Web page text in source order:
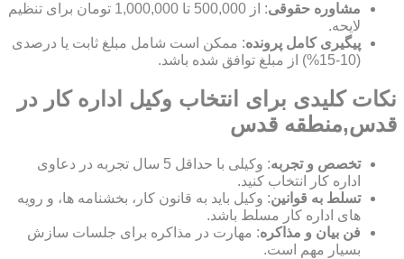
مشاوره حقوقی
: از 500,000 تا 1,000,000 تومان برای تنظیم
لایحه.
پیگیری کامل پرونده: ممکن است شامل مبلغ ثابت یا درصدی
(10-15%) از مبلغ توافق شده باشد.
نکات کلیدی برای انتخاب وکیل اداره کار در
قدس,منطقه قدس
تخصص و تجربه
: وکیلی با حداقل 5 سال تجربه در دعاوی
اداره کار انتخاب کنید.
تسلط به قوانین: وکیل باید به قانون کار، بخشنامه ها، و رویه
های اداره کار مسلط باشد.
فن بیان و مذاکره: مهارت در مذاکره برای جلسات سازش
بسیار مهم است.